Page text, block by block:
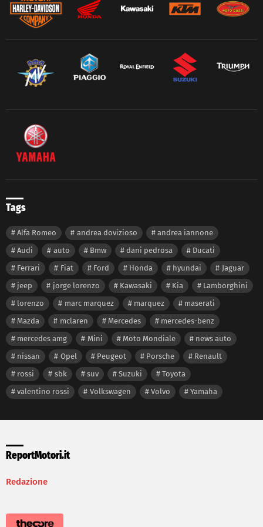
Tags
Alfa Romeo andrea dovizioso
andrea iannone
Audi
auto Bmw dani pedrosa
Ducati
Ferrari
Fiat Ford Honda hyundai
Jaguar
jeep
jorge lorenzo Kawasaki Kia
Lamborghini
lorenzo
marc marquez marquez
maserati
Mazda
mclaren Mercedes
mercedes-benz
mercedes amg
Mini Moto Mondiale
news auto
nissan
Opel Peugeot Porsche
Renault
rossi
sbk suv Suzuki
Toyota
valentino rossi
Volkswagen Volvo Yamaha
ReportMotori.it
Redazione